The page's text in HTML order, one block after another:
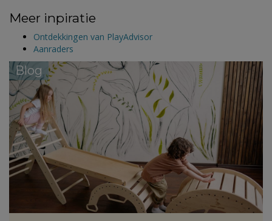
Meer inpiratie
Ontdekkingen van PlayAdvisor
Aanraders
Blog